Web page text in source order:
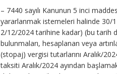
– 7440 sayılı Kanunun 5 inci
yararlanmak istemeleri halinde 30/
2/12/2024 tarihine kadar) (bu tarih
bulunmaları, hesaplanan veya
(stopaj) vergisi tutarlarını Aralık/
taksiti Aralık/2024 ayından